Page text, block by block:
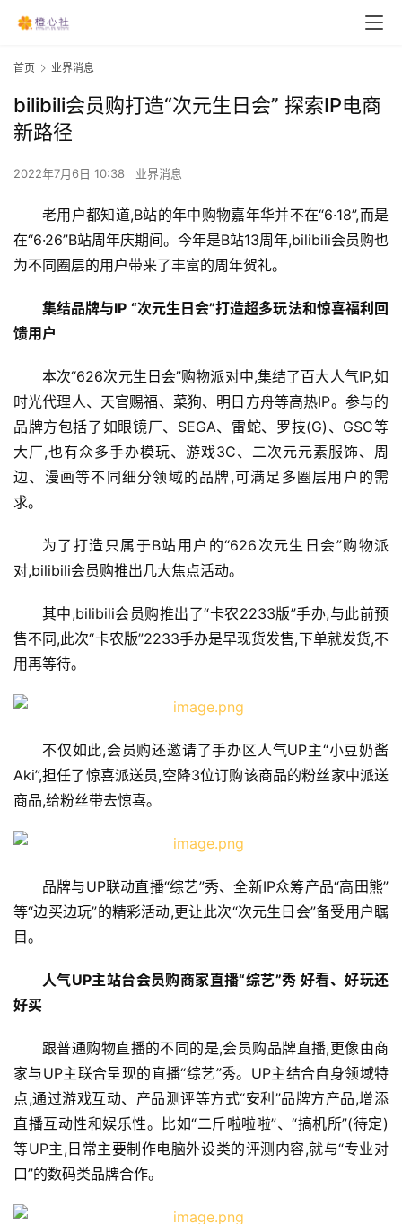
首页 业界消息
bilibili会员购打造“次元生日会” 探索IP电商
新路径
2022年7月6日 10:38 业界消息
老用户都知道,B站的年中购物嘉年华并不在“6·18”,而是
在“6·26”B站周年庆期间。今年是B站13周年,bilibili会员购也
为不同圈层的用户带来了丰富的周年贺礼。
集结品牌与IP “次元生日会”打造超多玩法和惊喜福利回
馈用户
本次“626次元生日会”购物派对中,集结了百大人气IP,如
时光代理人、天官赐福、菜狗、明日方舟等高热IP。参与的
品牌方包括了如眼镜厂、SEGA、雷蛇、罗技(G)、GSC等
大厂,也有众多手办模玩、游戏3C、二次元元素服饰、周
边、漫画等不同细分领域的品牌,可满足多圈层用户的需
求。
为了打造只属于B站用户的“626次元生日会”购物派
对,bilibili会员购推出几大焦点活动。
其中,bilibili会员购推出了“卡农2233版”手办,与此前预
售不同,此次“卡农版”2233手办是早现货发售,下单就发货,不
用再等待。
不仅如此,会员购还邀请了手办区人气UP主“小豆奶酱
Aki”,担任了惊喜派送员,空降3位订购该商品的粉丝家中派送
商品,给粉丝带去惊喜。
品牌与UP联动直播“综艺”秀、全新IP众筹产品“高田熊”
等“边买边玩”的精彩活动,更让此次“次元生日会”备受用户瞩
目。
人气UP主站台会员购商家直播“综艺”秀 好看、好玩还
好买
跟普通购物直播的不同的是,会员购品牌直播,更像由商
家与UP主联合呈现的直播“综艺”秀。UP主结合自身领域特
点,通过游戏互动、产品测评等方式“安利”品牌方产品,增添
直播互动性和娱乐性。比如“二斤啦啦啦”、“搞机所”(待定)
等UP主,日常主要制作电脑外设类的评测内容,就与“专业对
口”的数码类品牌合作。